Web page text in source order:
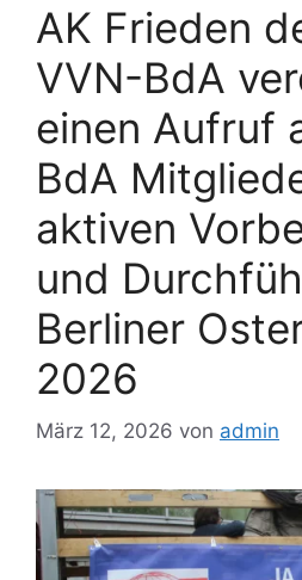
AK Frieden
VVN-BdA
einen Aufruf
BdA
aktiven
und
Berliner
2026
März 12, 2026 von admin